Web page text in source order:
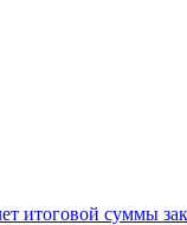
суммы